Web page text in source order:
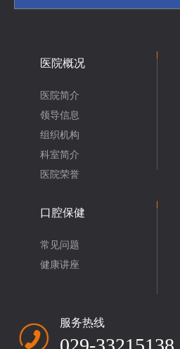
医院概况
医院简介
领导信息
组织机构
科室简介
医院荣誉
口腔保健
常见问题
健康讲座
服务热线